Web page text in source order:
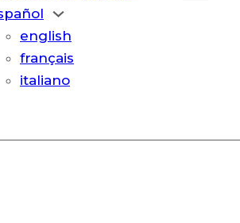
english
français
italiano